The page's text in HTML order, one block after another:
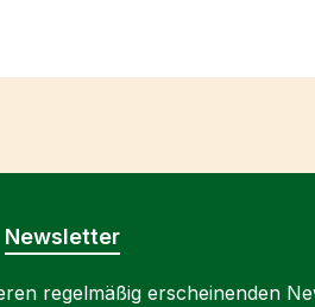
Newsletter
regelmäßig erscheinenden